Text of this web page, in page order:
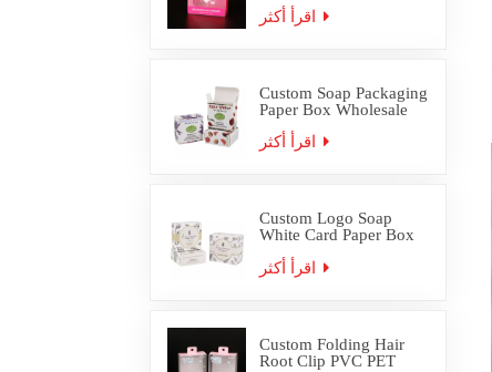
Custom Soap Packaging
Paper Box Wholesale
Custom Logo Soap
White Card Paper Box
Custom Folding Hair
Root Clip PVC PET